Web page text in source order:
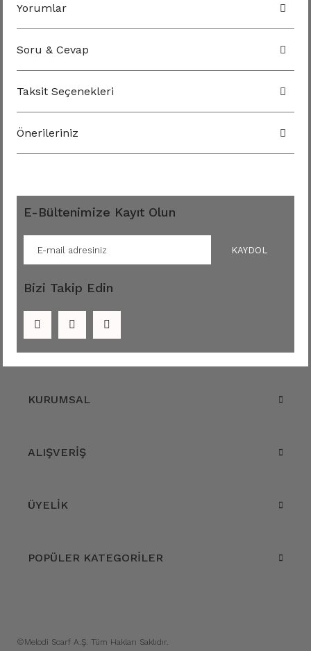
Yorumlar
Soru & Cevap
Taksit Seçenekleri
Önerileriniz
E-Bültenimize Kayıt Olun
KAYDOL
Bizi Takip Edin
KURUMSAL
ALIŞVERİŞ
ÜYELİK
POPÜLER KATEGORİLER
©Melodi Scarf A.Ş. Tüm Hakları Saklıdır.